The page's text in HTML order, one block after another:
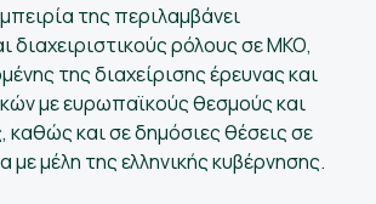
της περιλαμβάνει
διαχειριστικούς ρόλους σε ΜΚΟ,
της διαχείρισης έρευνας και
με ευρωπαϊκούς θεσμούς και
καθώς και σε δημόσιες θέσεις σε
με μέλη της ελληνικής κυβέρνησης.